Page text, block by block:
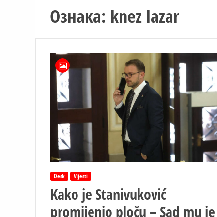
Ознака: knez lazar
Desk Vijesti
Kako je Stanivuković
promijenio ploču – Sad mu je